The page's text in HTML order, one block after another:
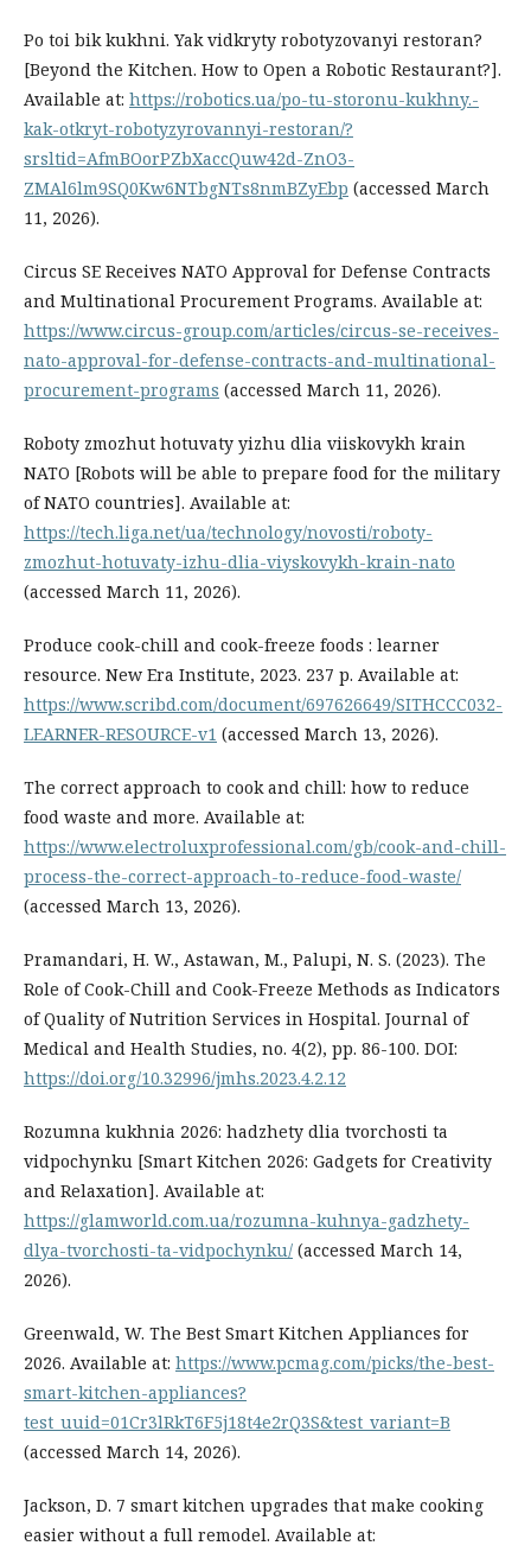
Po toi bik kukhni. Yak vidkryty robotyzovanyi restoran?
[Beyond the Kitchen. How to Open a Robotic Restaurant?].
Available at: https://robotics.ua/po-tu-storonu-kukhny.-
kak-otkryt-robotyzyrovannyi-restoran/?
srsltid=AfmBOorPZbXaccQuw42d-ZnO3-
ZMAl6lm9SQ0Kw6NTbgNTs8nmBZyEbp (accessed March
11, 2026).
Circus SE Receives NATO Approval for Defense Contracts
and Multinational Procurement Programs. Available at:
https://www.circus-group.com/articles/circus-se-receives-
nato-approval-for-defense-contracts-and-multinational-
procurement-programs (accessed March 11, 2026).
Roboty zmozhut hotuvaty yizhu dlia viiskovykh krain
NATO [Robots will be able to prepare food for the military
of NATO countries]. Available at:
https://tech.liga.net/ua/technology/novosti/roboty-
zmozhut-hotuvaty-izhu-dlia-viyskovykh-krain-nato
(accessed March 11, 2026).
Produce cook-chill and cook-freeze foods : learner
resource. New Era Institute, 2023. 237 р. Available at:
https://www.scribd.com/document/697626649/SITHCCC032-
LEARNER-RESOURCE-v1 (accessed March 13, 2026).
The correct approach to cook and chill: how to reduce
food waste and more. Available at:
https://www.electroluxprofessional.com/gb/cook-and-chill-
process-the-correct-approach-to-reduce-food-waste/
(accessed March 13, 2026).
Pramandari, H. W., Astawan, M., Palupi, N. S. (2023). The
Role of Cook-Chill and Cook-Freeze Methods as Indicators
of Quality of Nutrition Services in Hospital. Journal of
Medical and Health Studies, no. 4(2), pp. 86-100. DOI:
https://doi.org/10.32996/jmhs.2023.4.2.12
Rozumna kukhnia 2026: hadzhety dlia tvorchosti ta
vidpochynku [Smart Kitchen 2026: Gadgets for Creativity
and Relaxation]. Available at:
https://glamworld.com.ua/rozumna-kuhnya-gadzhety-
dlya-tvorchosti-ta-vidpochynku/ (accessed March 14,
2026).
Greenwald, W. The Best Smart Kitchen Appliances for
2026. Available at: https://www.pcmag.com/picks/the-best-
smart-kitchen-appliances?
test_uuid=01Cr3lRkT6F5j18t4e2rQ3S&test_variant=B
(accessed March 14, 2026).
Jackson, D. 7 smart kitchen upgrades that make cooking
easier without a full remodel. Available at: